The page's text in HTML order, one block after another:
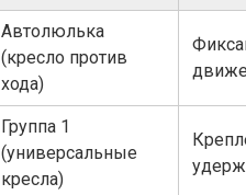
Автолюлька
(кресло против
хода)
Группа 1
(универсальные
кресла)